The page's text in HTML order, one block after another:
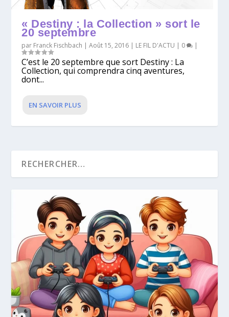
« Destiny : la Collection » sort le
20 septembre
par Franck Fischbach |Août 15, 2016 | LE FIL D'ACTU | 0 |
C’est le 20 septembre que sort Destiny : La
Collection, qui comprendra cinq aventures,
dont...
EN SAVOIR PLUS